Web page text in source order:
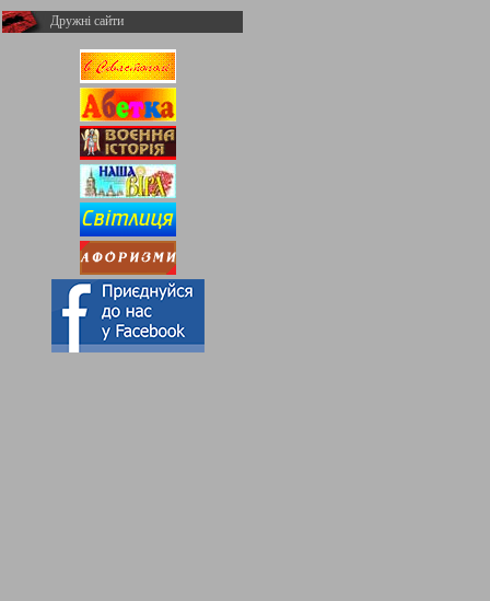
Дружні сайти